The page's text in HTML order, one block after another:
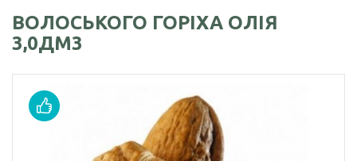
Віноградних
кісточок олія
Волоського горіха
олія
Кедрового горіха
олія
Борошно
амарантове
виноградних
кісточок
Борошно гірчичне
НАСІННЯ
Насіння коноплі
Насіння кунжуту
Насіння льону
ВОЛОСЬКОГО ГОРІХА ОЛІЯ
3,0ДМ3